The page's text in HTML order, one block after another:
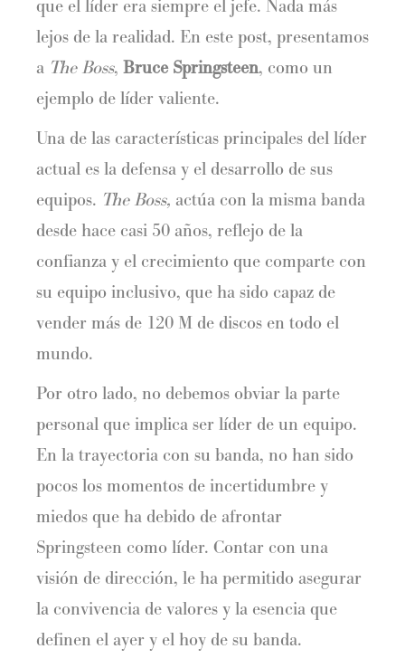
que el líder era siempre el jefe. Nada más
lejos de la realidad. En este post, presentamos
a The Boss, Bruce Springsteen, como un
ejemplo de líder valiente.
Una de las características principales del líder
actual es la defensa y el desarrollo de sus
equipos. The Boss, actúa con la misma banda
desde hace casi 50 años, reflejo de la
confianza y el crecimiento que comparte con
su equipo inclusivo, que ha sido capaz de
vender más de 120 M de discos en todo el
mundo.
Por otro lado, no debemos obviar la parte
personal que implica ser líder de un equipo.
En la trayectoria con su banda, no han sido
pocos los momentos de incertidumbre y
miedos que ha debido de afrontar
Springsteen como líder. Contar con una
visión de dirección, le ha permitido asegurar
la convivencia de valores y la esencia que
definen el ayer y el hoy de su banda.